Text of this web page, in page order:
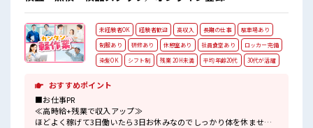
未経験者OK 経験者歓迎 高収入 長期の仕事
駐車場あり
制服あり
研修あり 休憩室あり 社員食堂あり
ロッカー完備
染髪OK
シフト制 残業 20H未満 平均年齢20代 30代が活躍
おすすめポイント
■お仕事PR
≪高時給+残業で収入アップ≫
ほどよく稼げて3日働いたら3日お休みなのでしっかり体を休ませら